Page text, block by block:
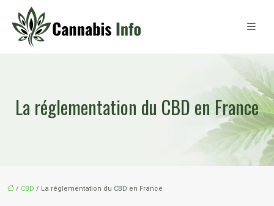
La réglementation du CBD en France
/ CBD / La réglementation du CBD en France